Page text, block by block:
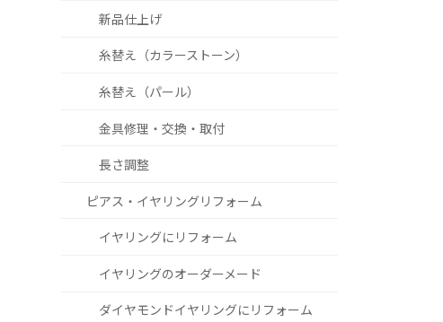
新品仕上げ
糸替え（カラーストーン）
糸替え（パール）
金具修理・交換・取付
長さ調整
ピアス・イヤリングリフォーム
イヤリングにリフォーム
イヤリングのオーダーメード
ダイヤモンドイヤリングにリフォーム